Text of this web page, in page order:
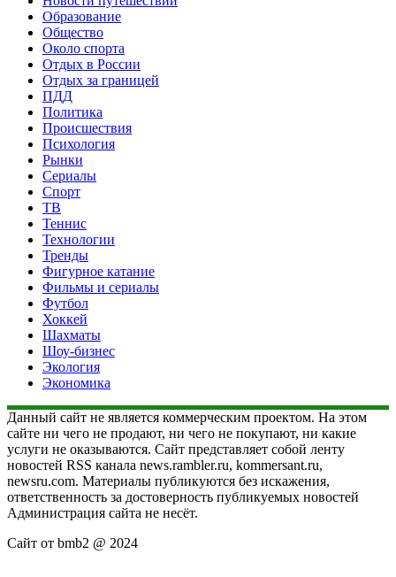
Образование
Общество
Около спорта
Отдых в России
Отдых за границей
ПДД
Политика
Происшествия
Психология
Рынки
Сериалы
Спорт
ТВ
Теннис
Технологии
Тренды
Фигурное катание
Фильмы и сериалы
Футбол
Хоккей
Шахматы
Шоу-бизнес
Экология
Экономика
Данный сайт не является коммерческим проектом. На этом
сайте ни чего не продают, ни чего не покупают, ни какие
услуги не оказываются. Сайт представляет собой ленту
новостей RSS канала news.rambler.ru, kommersant.ru,
newsru.com. Материалы публикуются без искажения,
ответственность за достоверность публикуемых новостей
Администрация сайта не несёт.
Сайт от bmb2 @ 2024